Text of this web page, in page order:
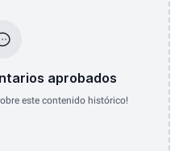
aprobados
este contenido histórico!